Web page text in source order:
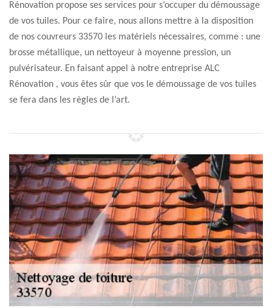
Rénovation propose ses services pour s’occuper du démoussage
de vos tuiles. Pour ce faire, nous allons mettre à la disposition
de nos couvreurs 33570 les matériels nécessaires, comme : une
brosse métallique, un nettoyeur à moyenne pression, un
pulvérisateur. En faisant appel à notre entreprise ALC
Rénovation , vous êtes sûr que vos le démoussage de vos tuiles
se fera dans les règles de l’art.